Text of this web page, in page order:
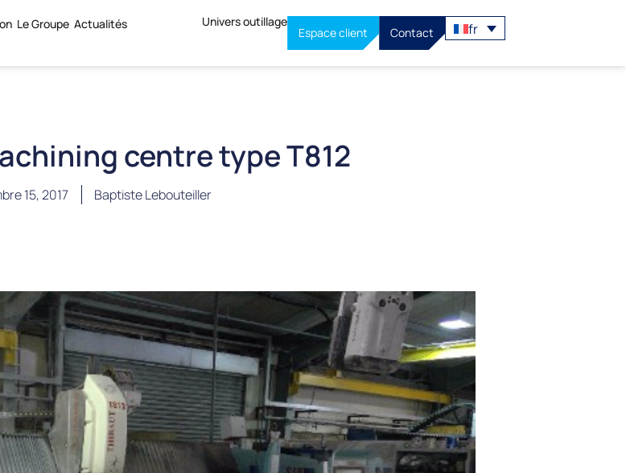
Le Groupe Actualités Univers outillage
Espace client Contact fr
centre type T812
15, 2017 Baptiste Lebouteiller